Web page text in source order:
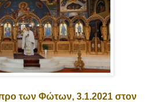
των Φώτων, 3.1.2021 στον